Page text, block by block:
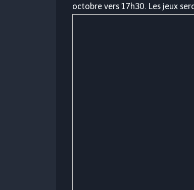
octobre vers 17h30. Les jeux